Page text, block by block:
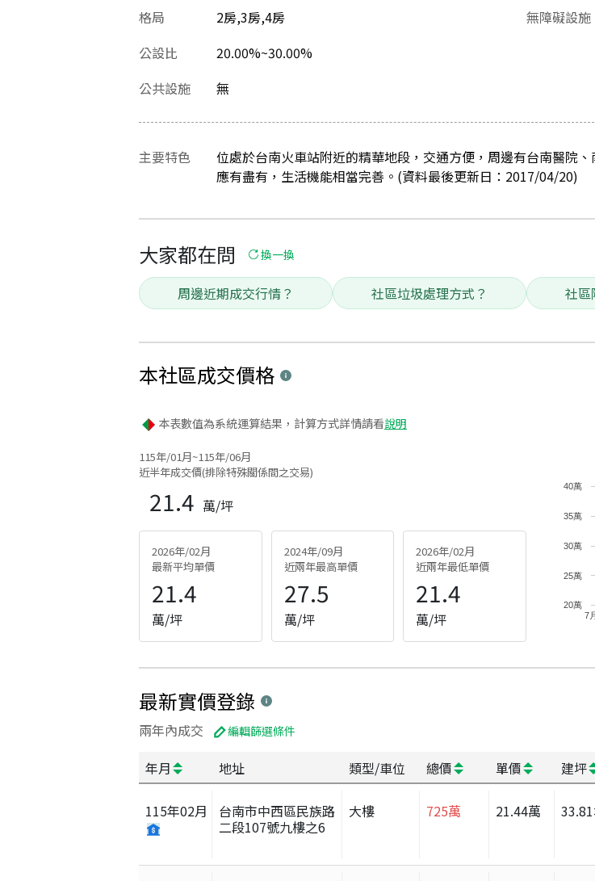
格局
2房,3房,4房
公設比
20.00%~30.00%
無障礙設施
公共設施 無
主要特色
位處於台南火車站附近的精華地段，交通方便，周邊有台南醫院
應有盡有，生活機能相當完善。(資料最後更新日：2017/04/20)
大家都在問 換一換
周邊近期成交行情？ 社區垃圾處理方式？ 社區
本社區成交價格
本表數值為系統運算結果，計算方式詳情請看說明
115年/01月~115年/06月
近半年成交價(排除特殊關係間之交易)
21.4 萬/坪
2026年/02月
最新平均單價
21.4
萬/坪
2024年/09月
近兩年最高單價
27.5
萬/坪
2026年/02月
近兩年最低單價
21.4
萬/坪 7月
20萬
25萬
30萬
35萬
40萬
最新實價登錄
兩年內成交 編輯篩選條件
年月 地址 類型/車位 總價 單價 建坪
115年02月
台南市中西區民族路
二段107號九樓之6
大樓 725萬 21.44萬 33.81